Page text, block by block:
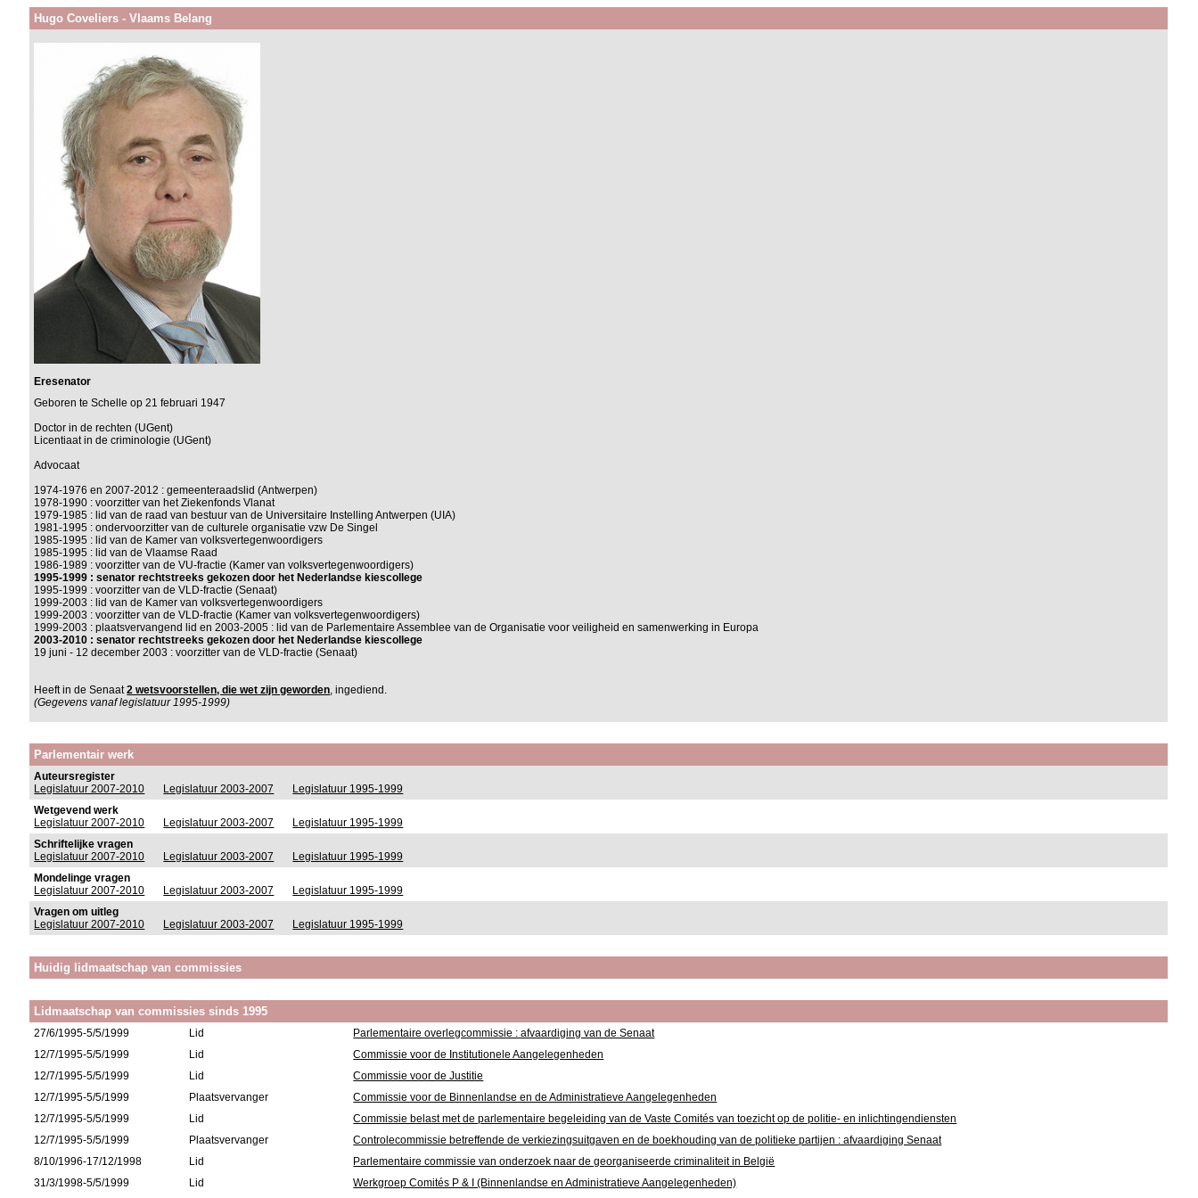
Hugo Coveliers - Vlaams Belang
Eresenator
Geboren te Schelle op 21 februari 1947
Doctor in de rechten (UGent)
Licentiaat in de criminologie (UGent)
Advocaat
1974-1976 en 2007-2012 : gemeenteraadslid (Antwerpen)
1978-1990 : voorzitter van het Ziekenfonds Vlanat
1979-1985 : lid van de raad van bestuur van de Universitaire Instelling Antwerpen (UIA)
1981-1995 : ondervoorzitter van de culturele organisatie vzw De Singel
1985-1995 : lid van de Kamer van volksvertegenwoordigers
1985-1995 : lid van de Vlaamse Raad
1986-1989 : voorzitter van de VU-fractie (Kamer van volksvertegenwoordigers)
1995-1999 : senator rechtstreeks gekozen door het Nederlandse kiescollege
1995-1999 : voorzitter van de VLD-fractie (Senaat)
1999-2003 : lid van de Kamer van volksvertegenwoordigers
1999-2003 : voorzitter van de VLD-fractie (Kamer van volksvertegenwoordigers)
1999-2003 : plaatsvervangend lid en 2003-2005 : lid van de Parlementaire Assemblee van de Organisatie voor veiligheid en samenwerking in Europa
2003-2010 : senator rechtstreeks gekozen door het Nederlandse kiescollege
19 juni - 12 december 2003 : voorzitter van de VLD-fractie (Senaat)
Heeft in de Senaat2 wetsvoorstellen, die wet zijn geworden, ingediend.
(Gegevens vanaf legislatuur 1995-1999)
Parlementair werk
Auteursregister
Legislatuur 2007-2010
Legislatuur 2003-2007
Legislatuur 1995-1999
Wetgevend werk
Legislatuur 2007-2010
Legislatuur 2003-2007
Legislatuur 1995-1999
Schriftelijke vragen
Legislatuur 2007-2010
Legislatuur 2003-2007
Legislatuur 1995-1999
Mondelinge vragen
Legislatuur 2007-2010
Legislatuur 2003-2007
Legislatuur 1995-1999
Vragen om uitleg
Legislatuur 2007-2010
Legislatuur 2003-2007 Legislatuur 1995-1999
Huidig lidmaatschap van commissies
Lidmaatschap van commissies sinds 1995
27/6/1995-5/5/1999 Lid
Parlementaire overlegcommissie : afvaardiging van de Senaat
12/7/1995-5/5/1999
Lid
Commissie voor de Institutionele Aangelegenheden
12/7/1995-5/5/1999
Lid
Commissie voor de Justitie
12/7/1995-5/5/1999
Plaatsvervanger
Commissie voor de Binnenlandse en de Administratieve Aangelegenheden
12/7/1995-5/5/1999
Lid
Commissie belast met de parlementaire begeleiding van de Vaste Comités van toezicht op de politie- en inlichtingendiensten
12/7/1995-5/5/1999
Plaatsvervanger
Controlecommissie betreffende de verkiezingsuitgaven en de boekhouding van de politieke partijen : afvaardiging Senaat
8/10/1996-17/12/1998
Lid
Parlementaire commissie van onderzoek naar de georganiseerde criminaliteit in België
31/3/1998-5/5/1999
Lid Werkgroep Comités P & I (Binnenlandse en Administratieve Aangelegenheden)